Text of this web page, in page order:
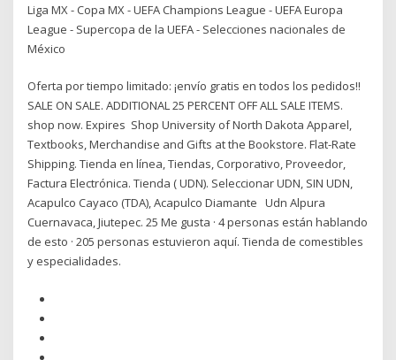
Liga MX - Copa MX - UEFA Champions League - UEFA Europa
League - Supercopa de la UEFA - Selecciones nacionales de
México
Oferta por tiempo limitado: ¡envío gratis en todos los pedidos!!
SALE ON SALE. ADDITIONAL 25 PERCENT OFF ALL SALE ITEMS.
shop now. Expires Shop University of North Dakota Apparel,
Textbooks, Merchandise and Gifts at the Bookstore. Flat-Rate
Shipping. Tienda en línea, Tiendas, Corporativo, Proveedor,
Factura Electrónica. Tienda ( UDN). Seleccionar UDN, SIN UDN,
Acapulco Cayaco (TDA), Acapulco Diamante Udn Alpura
Cuernavaca, Jiutepec. 25 Me gusta · 4 personas están hablando
de esto · 205 personas estuvieron aquí. Tienda de comestibles
y especialidades.